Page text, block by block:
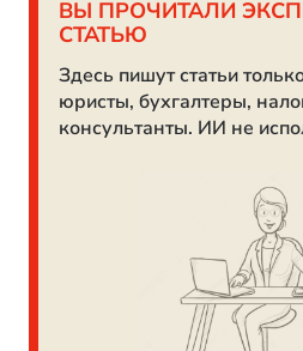
ВЫ ПРОЧИТАЛИ
СТАТЬЮ
Здесь пишут статьи
юристы, бухгалтеры,
консультанты. ИИ не